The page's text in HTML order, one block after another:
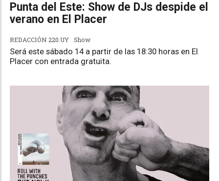
Punta del Este: Show de DJs despide el
verano en El Placer
REDACCIÓN 220.UY Show
Será este sábado 14 a partir de las 18:30 horas en El
Placer con entrada gratuita.